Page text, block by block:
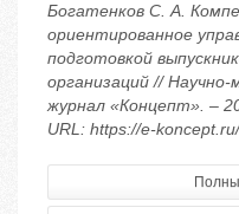
Богатенков С. А.
ориентированное
подготовкой
организаций //
журнал «Концепт». –
URL: https://e-